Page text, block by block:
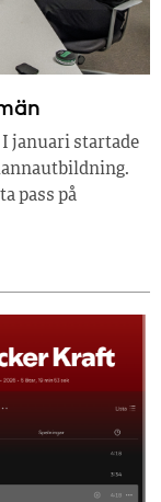
januari startade
pass på